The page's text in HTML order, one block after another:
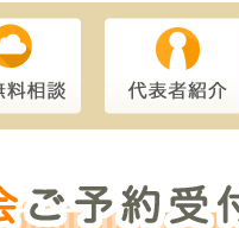
気分変調症での２回目の請
先天性の障害で、診断書１枚
双極性障害での２回目の申
妄想性障害で遡及して受給で